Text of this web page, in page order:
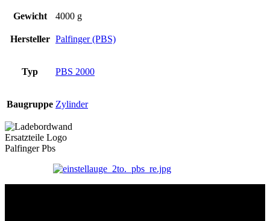
Gewicht 4000 g
Hersteller Palfinger (PBS)
Typ PBS 2000
Baugruppe Zylinder